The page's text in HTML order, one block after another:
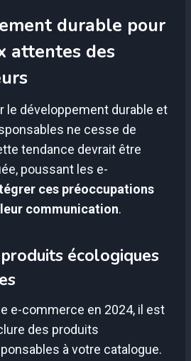
durable pour
attentes des
le développement durable et
ne cesse de
tendance devrait être
poussant les e-
ces préoccupations
communication.
écologiques
e-commerce en 2024, il est
des produits
à votre catalogue.